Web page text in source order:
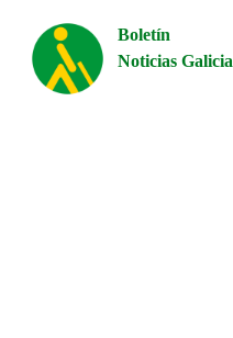
Boletín
Noticias Galicia